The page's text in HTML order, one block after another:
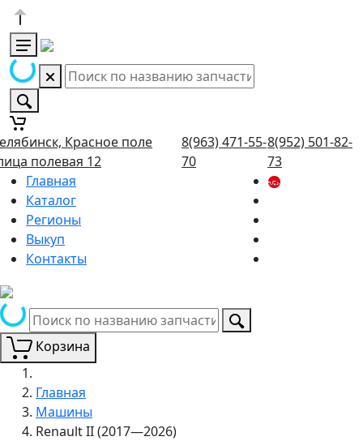
Красное поле
полевая 12
8(963) 471-55-
70
8(952) 501-82-
73
Главная
Каталог
Регионы
Выкуп
Контакты
Корзина
Главная
Машины
Renault II (2017—2026)